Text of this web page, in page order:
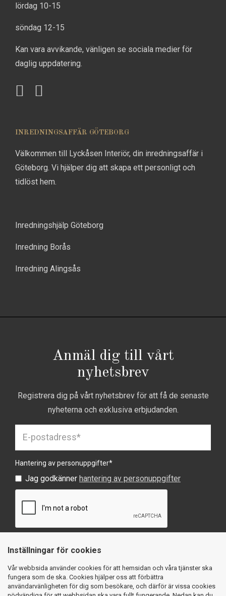
lördag 10-15
söndag 12-15
Kan vara avvikande, vänligen se sociala medier för
daglig uppdatering.
INREDNINGSAFFÄR GÖTEBORG
Välkommen till Lyckåsen Interiör, din inredningsaffär i
Göteborg. Vi hjälper dig att skapa ett personligt och
tidlöst hem.
Inredningshjälp Göteborg
Inredning Borås
Inredning Alingsås
Anmäl dig till vårt
nyhetsbrev
Registrera dig på vårt nyhetsbrev för att få de senaste
nyheterna och exklusiva erbjudanden.
Hantering av personuppgifter*
Jag godkänner hantering av personuppgifter
Inställningar för cookies
Vår webbsida använder cookies för att hemsidan och våra tjänster ska
fungera som de ska. Cookies hjälper oss att förbättra
användarvänligheten för dig som besökare, och därför är vissa cookies